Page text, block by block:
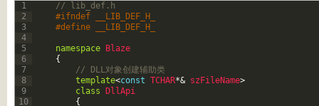
1
2
3
4
5
6
7
8
9
10
// lib_def.h
#ifndef __LIB_DEF_H_
#define __LIB_DEF_H_
namespace
Blaze
{
// DLL对象创建辅助类
template<const TCHAR*& szFileName>
class
DllApi
{